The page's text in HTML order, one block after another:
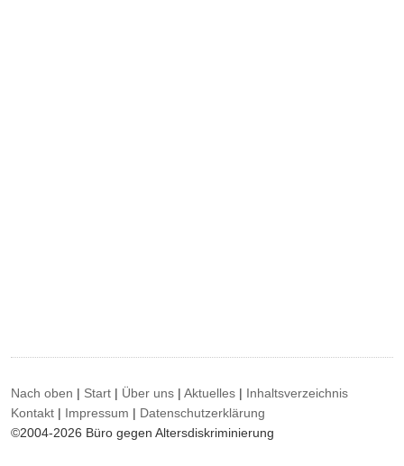
Nach oben | Start | Über uns |Aktuelles | Inhaltsverzeichnis
Kontakt | Impressum | Datenschutzerklärung
©2004-2026 Büro gegen Altersdiskriminierung